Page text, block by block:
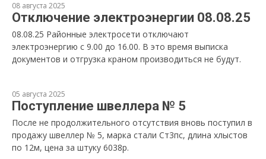
08 августа 2025
Отключение электроэнергии 08.08.25
08.08.25 Районные электросети отключают
электроэнергию с 9.00 до 16.00. В это время выписка
документов и отгрузка краном производиться не будут.
05 августа 2025
Поступление швеллера № 5
После не продолжительного отсутствия вновь поступил в
продажу швеллер № 5, марка стали Ст3пс, длина хлыстов
по 12м, цена за штуку 6038р.